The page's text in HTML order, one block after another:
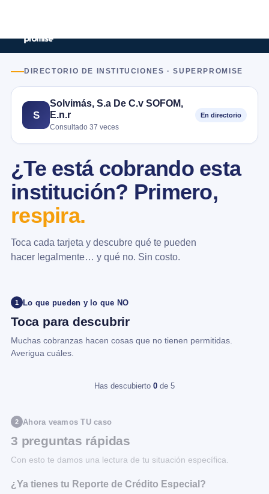
DIRECTORIO DE INSTITUCIONES · SUPERPROMISE
S
Solvimás, S.a De C.v SOFOM,
E.n.r
Consultado 37 veces
En directorio
¿Te está cobrando esta
institución? Primero,
respira.
Toca cada tarjeta y descubre qué te pueden
hacer legalmente… y qué no. Sin costo.
1 Lo que pueden y lo que NO
Toca para descubrir
Muchas cobranzas hacen cosas que no tienen permitidas.
Averigua cuáles.
Has descubierto 0 de 5
2 Ahora veamos TU caso
3 preguntas rápidas
Con esto te damos una lectura de tu situación específica.
¿Ya tienes tu Reporte de Crédito Especial?